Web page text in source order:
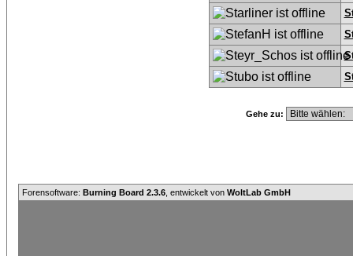
Gehe zu:
Forensoftware: Burning Board 2.3.6 , entwickelt von WoltLab GmbH